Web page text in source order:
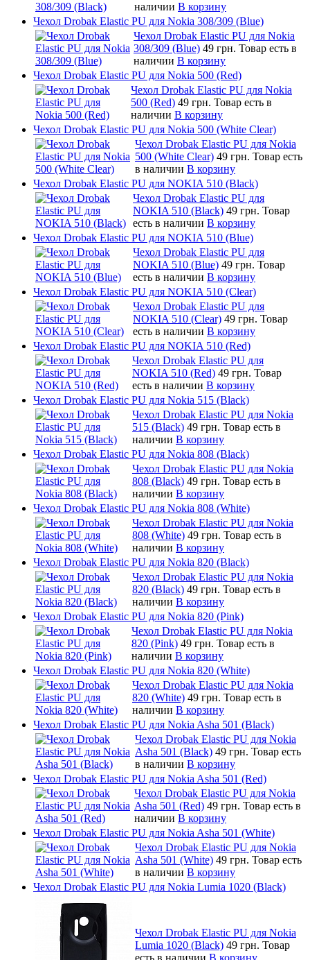
наличии В корзину
Чехол Drobak Elastic PU для Nokia 308/309 (Blue)
Чехол Drobak Elastic PU для Nokia
308/309 (Blue) 49 грн. Товар есть в
наличии В корзину
Чехол Drobak Elastic PU для Nokia 500 (Red)
Чехол Drobak Elastic PU для Nokia
500 (Red) 49 грн. Товар есть в
наличии В корзину
Чехол Drobak Elastic PU для Nokia 500 (White Clear)
Чехол Drobak Elastic PU для Nokia
500 (White Clear) 49 грн. Товар есть
в наличии В корзину
Чехол Drobak Elastic PU для NOKIA 510 (Black)
Чехол Drobak Elastic PU для
NOKIA 510 (Black) 49 грн. Товар
есть в наличии В корзину
Чехол Drobak Elastic PU для NOKIA 510 (Blue)
Чехол Drobak Elastic PU для
NOKIA 510 (Blue) 49 грн. Товар
есть в наличии В корзину
Чехол Drobak Elastic PU для NOKIA 510 (Clear)
Чехол Drobak Elastic PU для
NOKIA 510 (Clear) 49 грн. Товар
есть в наличии В корзину
Чехол Drobak Elastic PU для NOKIA 510 (Red)
Чехол Drobak Elastic PU для
NOKIA 510 (Red) 49 грн. Товар
есть в наличии В корзину
Чехол Drobak Elastic PU для Nokia 515 (Black)
Чехол Drobak Elastic PU для Nokia
515 (Black) 49 грн. Товар есть в
наличии В корзину
Чехол Drobak Elastic PU для Nokia 808 (Black)
Чехол Drobak Elastic PU для Nokia
808 (Black) 49 грн. Товар есть в
наличии В корзину
Чехол Drobak Elastic PU для Nokia 808 (White)
Чехол Drobak Elastic PU для Nokia
808 (White) 49 грн. Товар есть в
наличии В корзину
Чехол Drobak Elastic PU для Nokia 820 (Black)
Чехол Drobak Elastic PU для Nokia
820 (Black) 49 грн. Товар есть в
наличии В корзину
Чехол Drobak Elastic PU для Nokia 820 (Pink)
Чехол Drobak Elastic PU для Nokia
820 (Pink) 49 грн. Товар есть в
наличии В корзину
Чехол Drobak Elastic PU для Nokia 820 (White)
Чехол Drobak Elastic PU для Nokia
820 (White) 49 грн. Товар есть в
наличии В корзину
Чехол Drobak Elastic PU для Nokia Asha 501 (Black)
Чехол Drobak Elastic PU для Nokia
Asha 501 (Black) 49 грн. Товар есть
в наличии В корзину
Чехол Drobak Elastic PU для Nokia Asha 501 (Red)
Чехол Drobak Elastic PU для Nokia
Asha 501 (Red) 49 грн. Товар есть в
наличии В корзину
Чехол Drobak Elastic PU для Nokia Asha 501 (White)
Чехол Drobak Elastic PU для Nokia
Asha 501 (White) 49 грн. Товар есть
в наличии В корзину
Чехол Drobak Elastic PU для Nokia Lumia 1020 (Black)
Чехол Drobak Elastic PU для Nokia
Lumia 1020 (Black) 49 грн. Товар
есть в наличии В корзину